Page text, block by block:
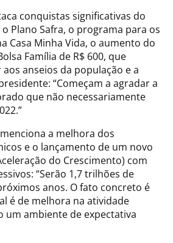
conquistas significativas do
Plano Safra, o programa para os
Casa Minha Vida, o aumento do
Família de R$ 600, que
anseios da população e a
“Começam a agradar a
que não necessariamente
a melhora dos
e o lançamento de um novo
do Crescimento) com
“Serão 1,7 trilhões de
anos. O fato concreto é
é de melhora na atividade
um ambiente de expectativa